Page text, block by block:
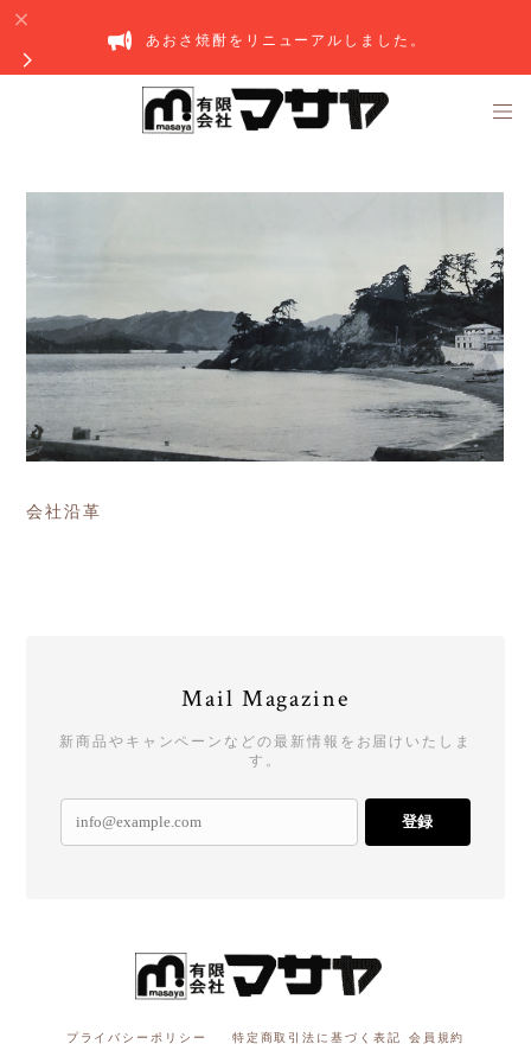
あおさ焼酎をリニューアルしました。
会社沿革
Mail Magazine
新商品やキャンペーンなどの最新情報をお届けいたしま
す。
登録
プライバシーポリシー 特定商取引法に基づく表記 会員規約